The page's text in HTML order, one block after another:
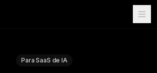
Para SaaS de IA